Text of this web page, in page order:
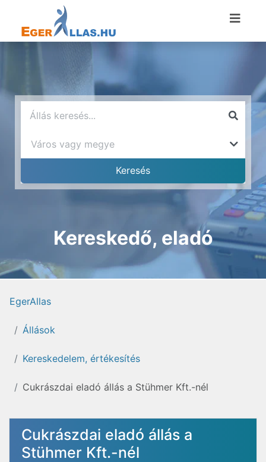
Kereskedő, eladó
EgerAllas
Állások
Kereskedelem, értékesítés
Cukrászdai eladó állás a Stühmer Kft.-nél
Cukrászdai eladó állás a
Stühmer Kft.-nél